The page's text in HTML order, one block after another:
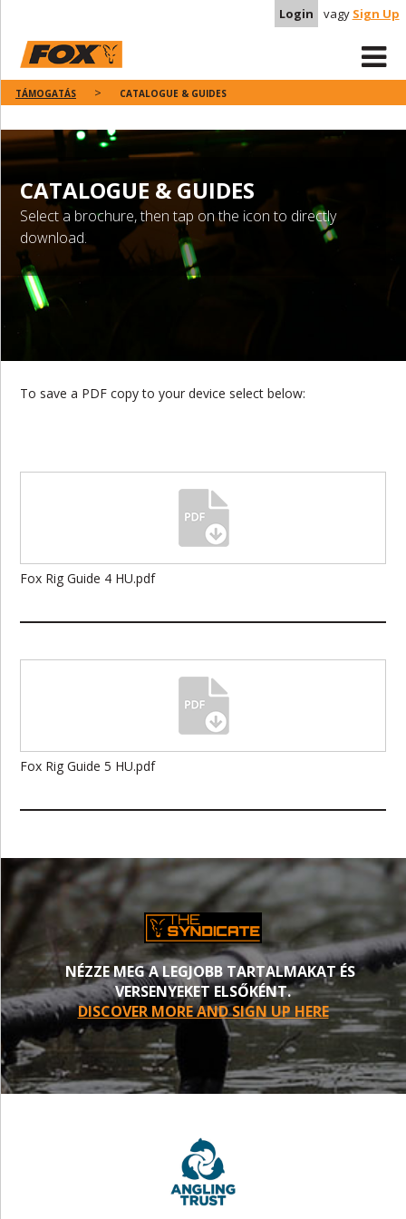
Login vagy Sign Up
TÁMOGATÁS CATALOGUE & GUIDES
CATALOGUE & GUIDES
Select a brochure, then tap on the icon to directly
download.
To save a PDF copy to your device select below:
Fox Rig Guide 4 HU.pdf
Fox Rig Guide 5 HU.pdf
NÉZZE MEG A LEGJOBB TARTALMAKAT ÉS
VERSENYEKET ELSŐKÉNT.
DISCOVER MORE AND SIGN UP HERE